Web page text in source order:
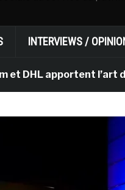
INTERVIEWS /
apportent l’art dans